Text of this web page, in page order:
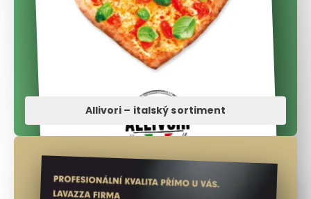
Allivori – italský sortiment